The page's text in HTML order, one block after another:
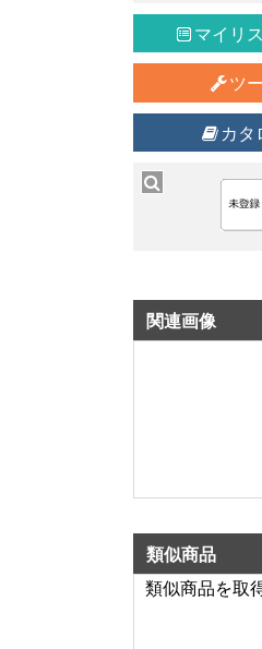
マイリ
ツ
カタ
関連画像
類似商品
類似商品を取